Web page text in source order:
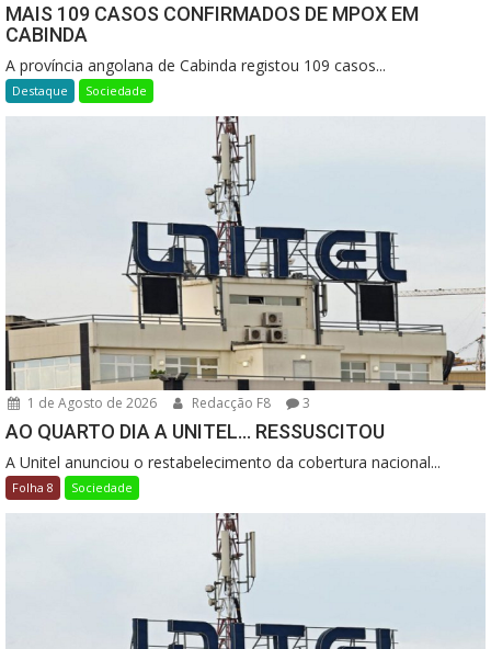
MAIS 109 CASOS CONFIRMADOS DE MPOX EM
CABINDA
A província angolana de Cabinda registou 109 casos...
Destaque Sociedade
1 de Agosto de 2026 Redacção F8 3
AO QUARTO DIA A UNITEL… RESSUSCITOU
A Unitel anunciou o restabelecimento da cobertura nacional...
Folha 8 Sociedade